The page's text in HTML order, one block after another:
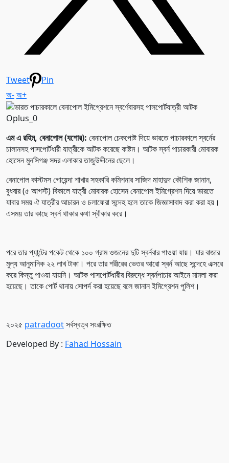
Tweet
Pin
অ-অ+
Oplus_0
এম এ রহিম, বেনাপোল (যশোর): বেনাপোল চেকপোষ্ট দিয়ে ভারতে পাচারকালে স্বর্নের
চালানসহ পাসপোর্টধারী যাত্রীকে আটক করেছে কাষ্টম। আটক স্বর্ন পাচারকারী মোবারক
হোসেন মুনসিগঞ্জ সদর এলাকার তাজুউদ্দীনের ছেলে।
বেনাপোল কাস্টমস গোয়েন্দা শাখার সহকারি কমিশনার সাজিদ মাহাদুদ কৌশিক জানান,
বুধবার (৫ আগস্ট) বিকালে যাত্রী মোবারক হোসেন বেনাপোল ইমিগ্রেশন দিয়ে ভারতে
যাবার সময় ঐ যাত্রীর আচারন ও চলাফেরা সন্দেহ হলে তাকে জিজ্ঞাসাবাদ করা করা হয়।
এসময় তার কাছে স্বর্ন থাকার কথা স্বীকার করে।
পরে তার প্যান্টের পকেট থেকে ১০০ গ্রাম ওজনের দুটি স্বর্নবার পাওয়া যায়। যার বাজার
মুল্য আনুমানিক ২২ লাখ টাকা। পরে তার শরীরের ভেতর আরো স্বর্ন আছে সন্দেহে এক্সরে
করে কিন্তু পাওয়া যায়নি। আটক পাসপোর্টধারীর বিরুদ্ধে স্বর্নপাচার আইনে মামলা করা
হয়েছে। তাকে পোর্ট থানায় সোপর্দ করা হয়েছে বলে জানান ইমিগ্রেশন পুলিশ।
২০২৫ patradootসর্বস্বত্ব সংরক্ষিত
Developed By : Fahad Hossain